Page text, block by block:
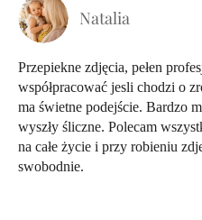
Natalia
Przepiekne zdjęcia, pełen
współpracować jesli chodzi o
ma świetne podejście. Bardzo
wyszły śliczne. Polecam
na całe życie i przy robieniu
swobodnie.